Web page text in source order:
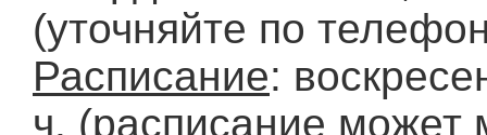
(уточняйте по
Расписание:
ч. (расписание может